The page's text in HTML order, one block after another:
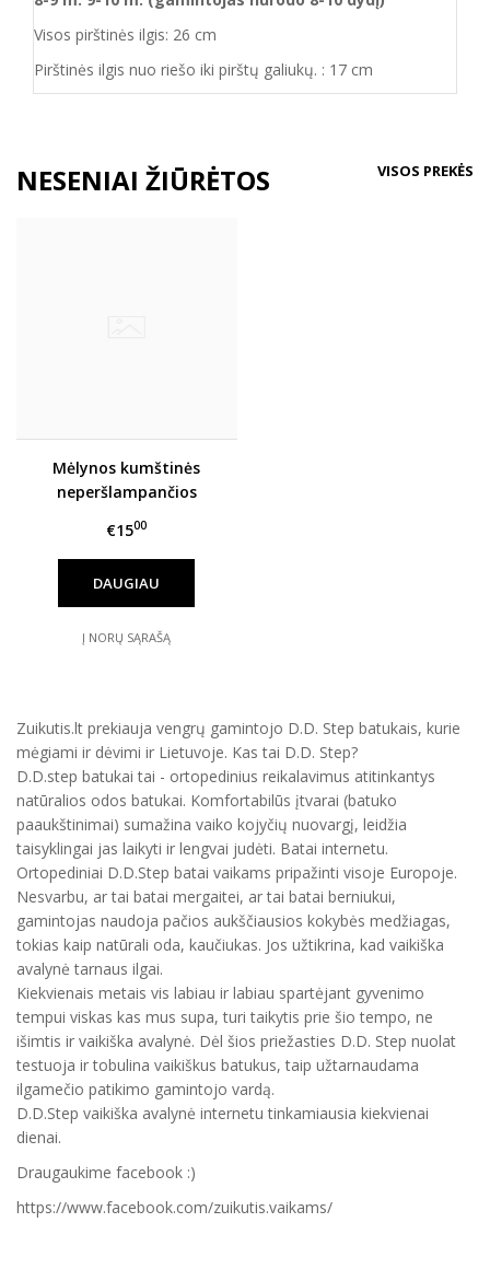
Visos pirštinės ilgis: 26 cm
Pirštinės ilgis nuo riešo iki pirštų galiukų. : 17 cm
NESENIAI ŽIŪRĖTOS VISOS PREKĖS
Mėlynos kumštinės
neperšlampančios
€1500
DAUGIAU
Į NORŲ SĄRAŠĄ
Zuikutis.lt prekiauja vengrų gamintojo D.D. Step batukais, kurie
mėgiami ir dėvimi ir Lietuvoje. Kas tai D.D. Step?
D.D.step batukai tai - ortopedinius reikalavimus atitinkantys
natūralios odos batukai. Komfortabilūs įtvarai (batuko
paaukštinimai) sumažina vaiko kojyčių nuovargį, leidžia
taisyklingai jas laikyti ir lengvai judėti. Batai internetu.
Ortopediniai D.D.Step batai vaikams pripažinti visoje Europoje.
Nesvarbu, ar tai batai mergaitei, ar tai batai berniukui,
gamintojas naudoja pačios aukščiausios kokybės medžiagas,
tokias kaip natūrali oda, kaučiukas. Jos užtikrina, kad vaikiška
avalynė tarnaus ilgai.
Kiekvienais metais vis labiau ir labiau spartėjant gyvenimo
tempui viskas kas mus supa, turi taikytis prie šio tempo, ne
išimtis ir vaikiška avalynė. Dėl šios priežasties D.D. Step nuolat
testuoja ir tobulina vaikiškus batukus, taip užtarnaudama
ilgamečio patikimo gamintojo vardą.
D.D.Step vaikiška avalynė internetu tinkamiausia kiekvienai
dienai.
Draugaukime facebook :)
https://www.facebook.com/zuikutis.vaikams/